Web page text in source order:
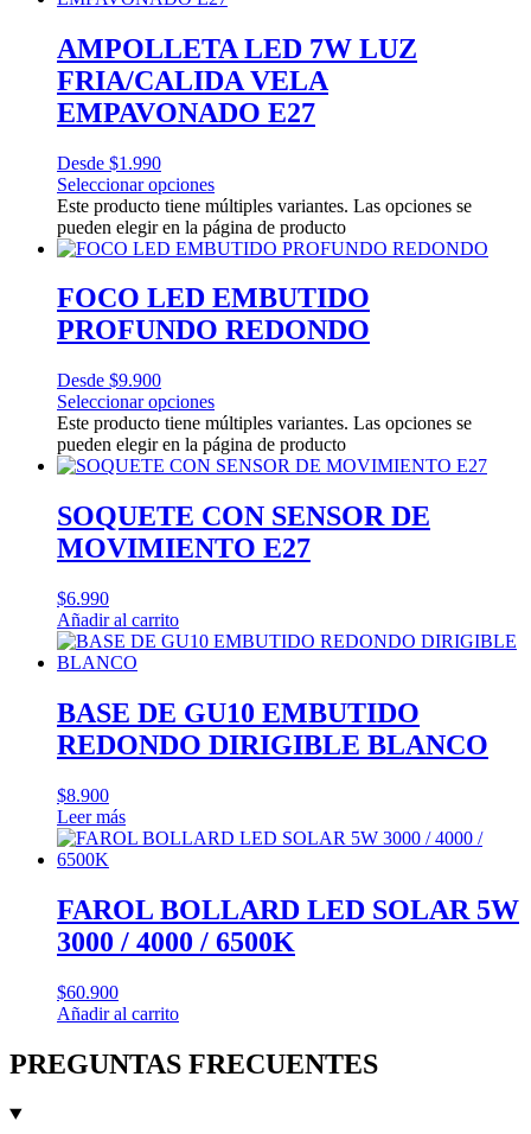
AMPOLLETA LED 7W LUZ
FRIA/CALIDA VELA
EMPAVONADO E27
Desde $1.990
Seleccionar opciones
Este producto tiene múltiples variantes. Las opciones se
pueden elegir en la página de producto
FOCO LED EMBUTIDO
PROFUNDO REDONDO
Desde $9.900
Seleccionar opciones
Este producto tiene múltiples variantes. Las opciones se
pueden elegir en la página de producto
SOQUETE CON SENSOR DE
MOVIMIENTO E27
$6.990
Añadir al carrito
BASE DE GU10 EMBUTIDO
REDONDO DIRIGIBLE BLANCO
$8.900
Leer más
FAROL BOLLARD LED SOLAR 5W
3000 / 4000 / 6500K
$60.900
Añadir al carrito
PREGUNTAS FRECUENTES